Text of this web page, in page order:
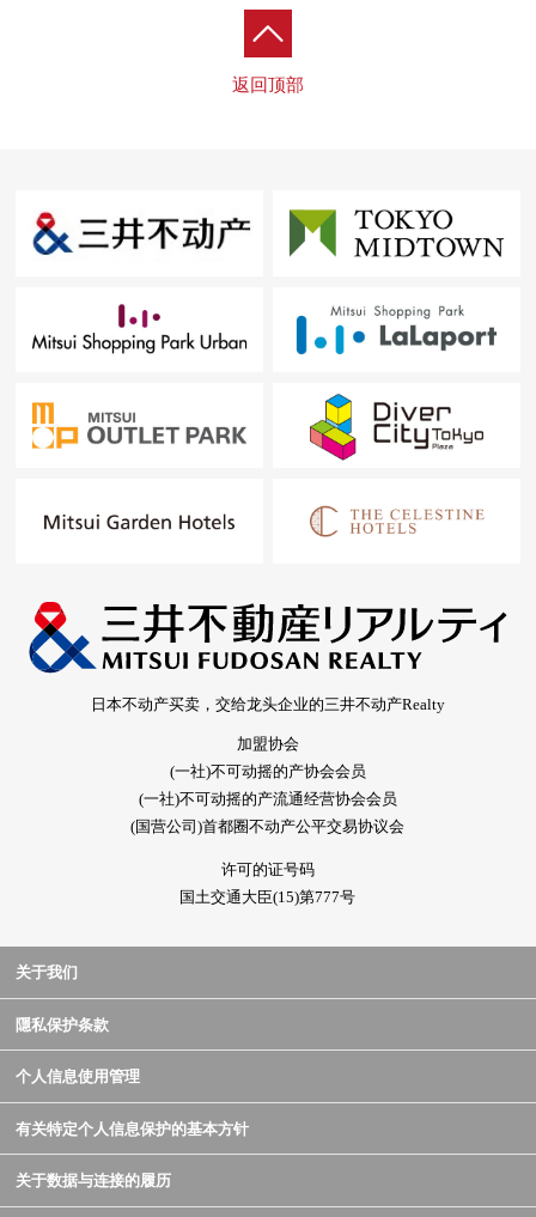
・中间Sky休息室&中间Sky客人
[SEA]
・多电影院角
・比赛角
・文化礼堂
・电影院角
・托儿所
・修剪房
[Seaside Annex(入住者限定体育设施)]
・健身房
・派对演播室
■ 在找想要的家方面给予帮助
房源的详细、需讨论是如有意向，请跟我们联系。
返回顶部
日本不动产买卖，交给龙头企业的三井不动产Realty
加盟协会
(一社)不可动摇的产协会会员
(一社)不可动摇的产流通经营协会会员
(国营公司)首都圈不动产公平交易协议会
许可的证号码
国土交通大臣(15)第777号
关于我们
隱私保护条款
个人信息使用管理
有关特定个人信息保护的基本方针
关于数据与连接的履历